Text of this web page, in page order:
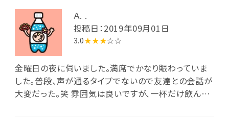
Ａ. .
投稿日：2019年09月01日
3.0★★★☆☆
金曜日の夜に伺いました。満席でかなり賑わっていま
した。普段、声が通るタイプでないので友達との会話が
大変だった。笑 雰囲気は良いですが、一杯だけ飲んで